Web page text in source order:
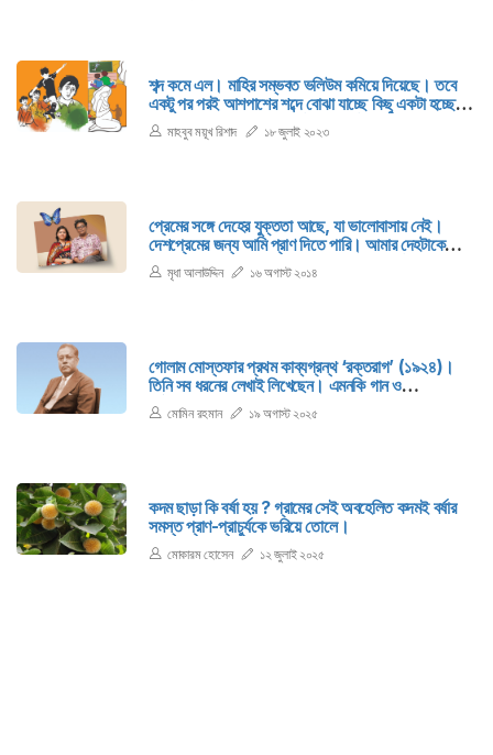
শব্দ কমে এল। মাহির সম্ভবত ভলিউম কমিয়ে দিয়েছে। তবে
একটু পর পরই আশপাশের শব্দে বোঝা যাচ্ছে কিছু একটা হচ্ছে।
এত হইচই করবে কারা? আর্জেন্টিনার সমর্থকরাই তো। নাকি
বিপক্ষ দল? তাহির চায় তার কান যেন বন্ধ হয়ে আসে।
মাহবুব ময়ূখ রিশাদ ১৮ জুলাই ২০২৩
প্রেমের সঙ্গে দেহের যুক্ততা আছে, যা ভালোবাসায় নেই।
দেশপ্রেমের জন্য আমি প্রাণ দিতে পারি। আমার দেহটাকে
বিলীন করতে পারি। প্রেমের সঙ্গে যৌনতার সম্পর্ক আছে।
প্রেমে একটা অধিকারবোধ যুক্ত আছে। ভালোবাসার সঙ্গে সবার
মৃধা আলাউদ্দিন ১৬ অগাস্ট ২০১৪
গোলাম মোস্তফার প্রথম কাব্যগ্রন্থ ‘রক্তরাগ’ (১৯২৪)।
তিনি সব ধরনের লেখাই লিখেছেন। এমনকি গান ও
পাঠ্যপুস্তকেরও রচয়িতা তিনি। ‘বিশ্বনবী’ তাঁর অমর গ্রন্থ।
মোমিন রহমান ১৯ অগাস্ট ২০২৫
কদম ছাড়া কি বর্ষা হয় ? গ্রামের সেই অবহেলিত কদমই বর্ষার
সমস্ত প্রাণ-প্রাচুর্যকে ভরিয়ে তোলে।
মোকারম হোসেন ১২ জুলাই ২০২৫